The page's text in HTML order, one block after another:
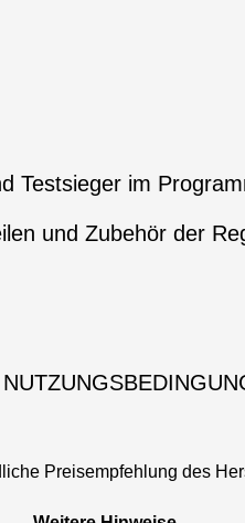
Testsieger im
und Zubehör der
Preisempfehlung des